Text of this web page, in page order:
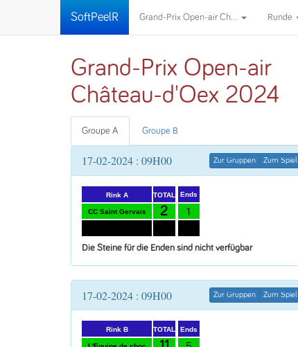
SoftPeelR Grand-Prix Open-air Ch... Runde
Grand-Prix Open-air
Château-d'Oex 2024
Groupe A Groupe B
17-02-2024 : 09H00 Zur Gruppen Zum Spiel
Rink A
CC Saint Gervais
TOTAL
2
Ends
1
Die Steine für die Enden sind nicht verfügbar
17-02-2024 : 09H00 Zur Gruppen Zum Spiel
Rink B TOTAL Ends